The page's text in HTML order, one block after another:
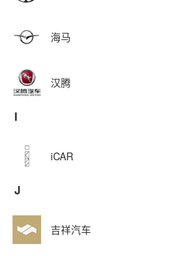
海马
汉腾
I
iCAR
J
吉祥汽车